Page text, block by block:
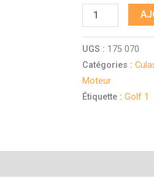
UGS : 175 070
Catégories :
Moteur
Étiquette :Golf 1